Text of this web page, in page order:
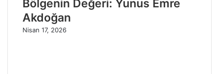
Bölgenin Değeri: Yunus Emre
Akdoğan
Nisan 17, 2026